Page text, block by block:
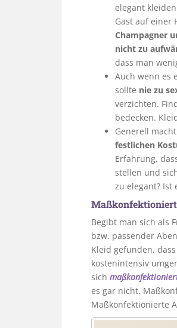
elegant
Gast auf einer
Champagner
nicht zu
dass man
Auch wenn es
sollte nie zu
verzichten.
bedecken.
Generell
festlichen
Erfahrung,
stellen und
zu elegant? Ist
Begibt man sich als
bzw. passender
Kleid gefunden,
kostenintensiv
sich
es gar nicht.
Maßkonfektionierte